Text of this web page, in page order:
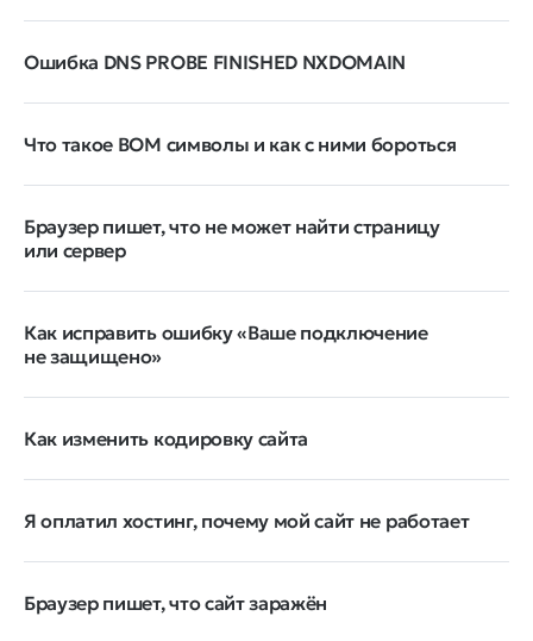
Ошибка DNS PROBE FINISHED NXDOMAIN
Что такое BOM символы и как с ними бороться
Браузер пишет, что не может найти страницу
или сервер
Как исправить ошибку «Ваше подключение
не защищено»
Как изменить кодировку сайта
Я оплатил хостинг, почему мой сайт не работает
Браузер пишет, что сайт заражён